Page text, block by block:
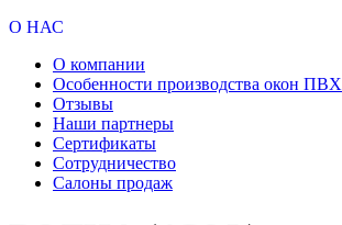
О НАС
О компании
Особенности производства окон ПВХ
Отзывы
Наши партнеры
Сертификаты
Сотрудничество
Салоны продаж